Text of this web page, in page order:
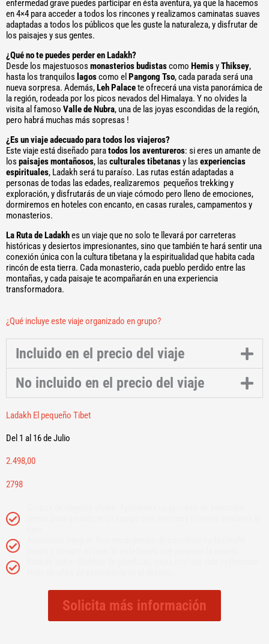
enfermedad grave puedes participar en ésta aventura, ya que la hacemos
en 4×4 para acceder a todos los rincones y realizamos caminatas suaves
adaptadas a todos los públicos que les guste la naturaleza, y disfrutar de
los paisajes y sus gentes.
¿Qué no te puedes perder en Ladakh?
Desde los majestuosos monasterios budistascomo HemisyThiksey,
hasta los tranquilos lagoscomo el Pangong Tso, cada parada será una
nueva sorpresa. Además,Leh Palacete ofrecerá una vista panorámica de
la región, rodeada por los picos nevados del Himalaya. Y no olvides la
visita al famoso Valle de Nubra, una de las joyas escondidas de la región,
pero habrá muchas más sopresas !
¿Es un viaje adecuado para todos los viajeros?
Este viaje está diseñado paratodos los aventureros: si eres un amante de
los paisajes montañosos, las culturales tibetanasy las experiencias
espirituales, Ladakh será tu paraíso. Las rutas están adaptadas a
personas de todas las edades, realizaremos pequeños trekking y
exploración, y disfrutarás de un viaje cómodo pero lleno de emociones,
dormiremos en hoteles con encanto, en casas rurales, campamentos y
monasterios.
La Ruta de Ladakhes un viaje que no solo te llevará por carreteras
históricas y desiertos impresionantes, sino que también te hará sentir una
conexión única con la cultura tibetana y la espiritualidad que habita cada
rincón de esta tierra. Cada monasterio, cada pueblo perdido entre las
montañas, y cada paisaje te acompañarán en una experiencia
transformadora.
¿Qué incluye este viaje organizado en grupo?
Incluido en el precio del viaje
No incluido en el precio del viaje
Ladakh El pequeño Tibet
Del 1 al 16 de Julio
2.498,00
2798
Solicita más información